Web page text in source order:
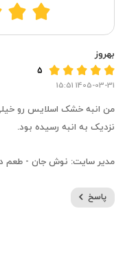
بهروز
5
1405-03-31 15:51
من انبه خشک اسلایس رو
نزدیک به انبه رسیده بود.
مدیر سایت: نوش جان - طعم
پاسخ